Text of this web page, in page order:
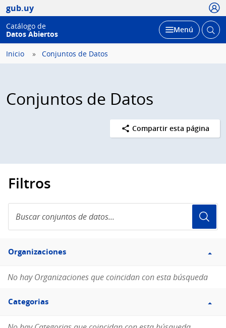
gub.uy
Catálogo de
Datos Abiertos
Desplegar
Menú Abrir
Inicio Conjuntos de Datos
Conjuntos de Datos
Compartir esta página
Filtros
conjuntos
de
Filtro
Organizaciones
Organizaciones
No hay Organizaciones que coincidan con esta búsqueda
Filtro
Categorias
Categorias